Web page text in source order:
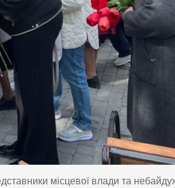
місцевої влади та